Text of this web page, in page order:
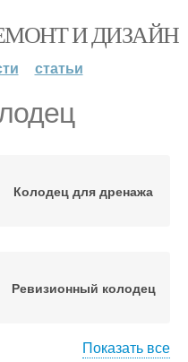
И ДИЗАЙН
статьи
Колодец для дренажа
Ревизионный колодец
Показать все